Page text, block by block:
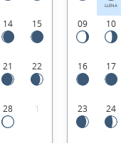
14 15
21 22
28 1
LLENA
09 10
16 17
23 24